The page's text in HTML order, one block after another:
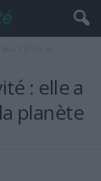
: elle a
planète